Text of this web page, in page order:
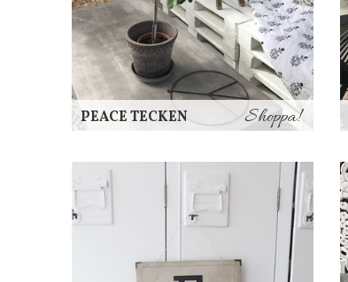
PEACE TECKEN Shoppa!